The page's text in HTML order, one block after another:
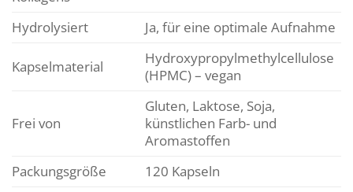
Hydrolysiert
Ja, für eine optimale Aufnahme
Kapselmaterial
Hydroxypropylmethylcellulose
(HPMC) – vegan
Frei von
Gluten, Laktose, Soja,
künstlichen Farb- und
Aromastoffen
Packungsgröße
120 Kapseln